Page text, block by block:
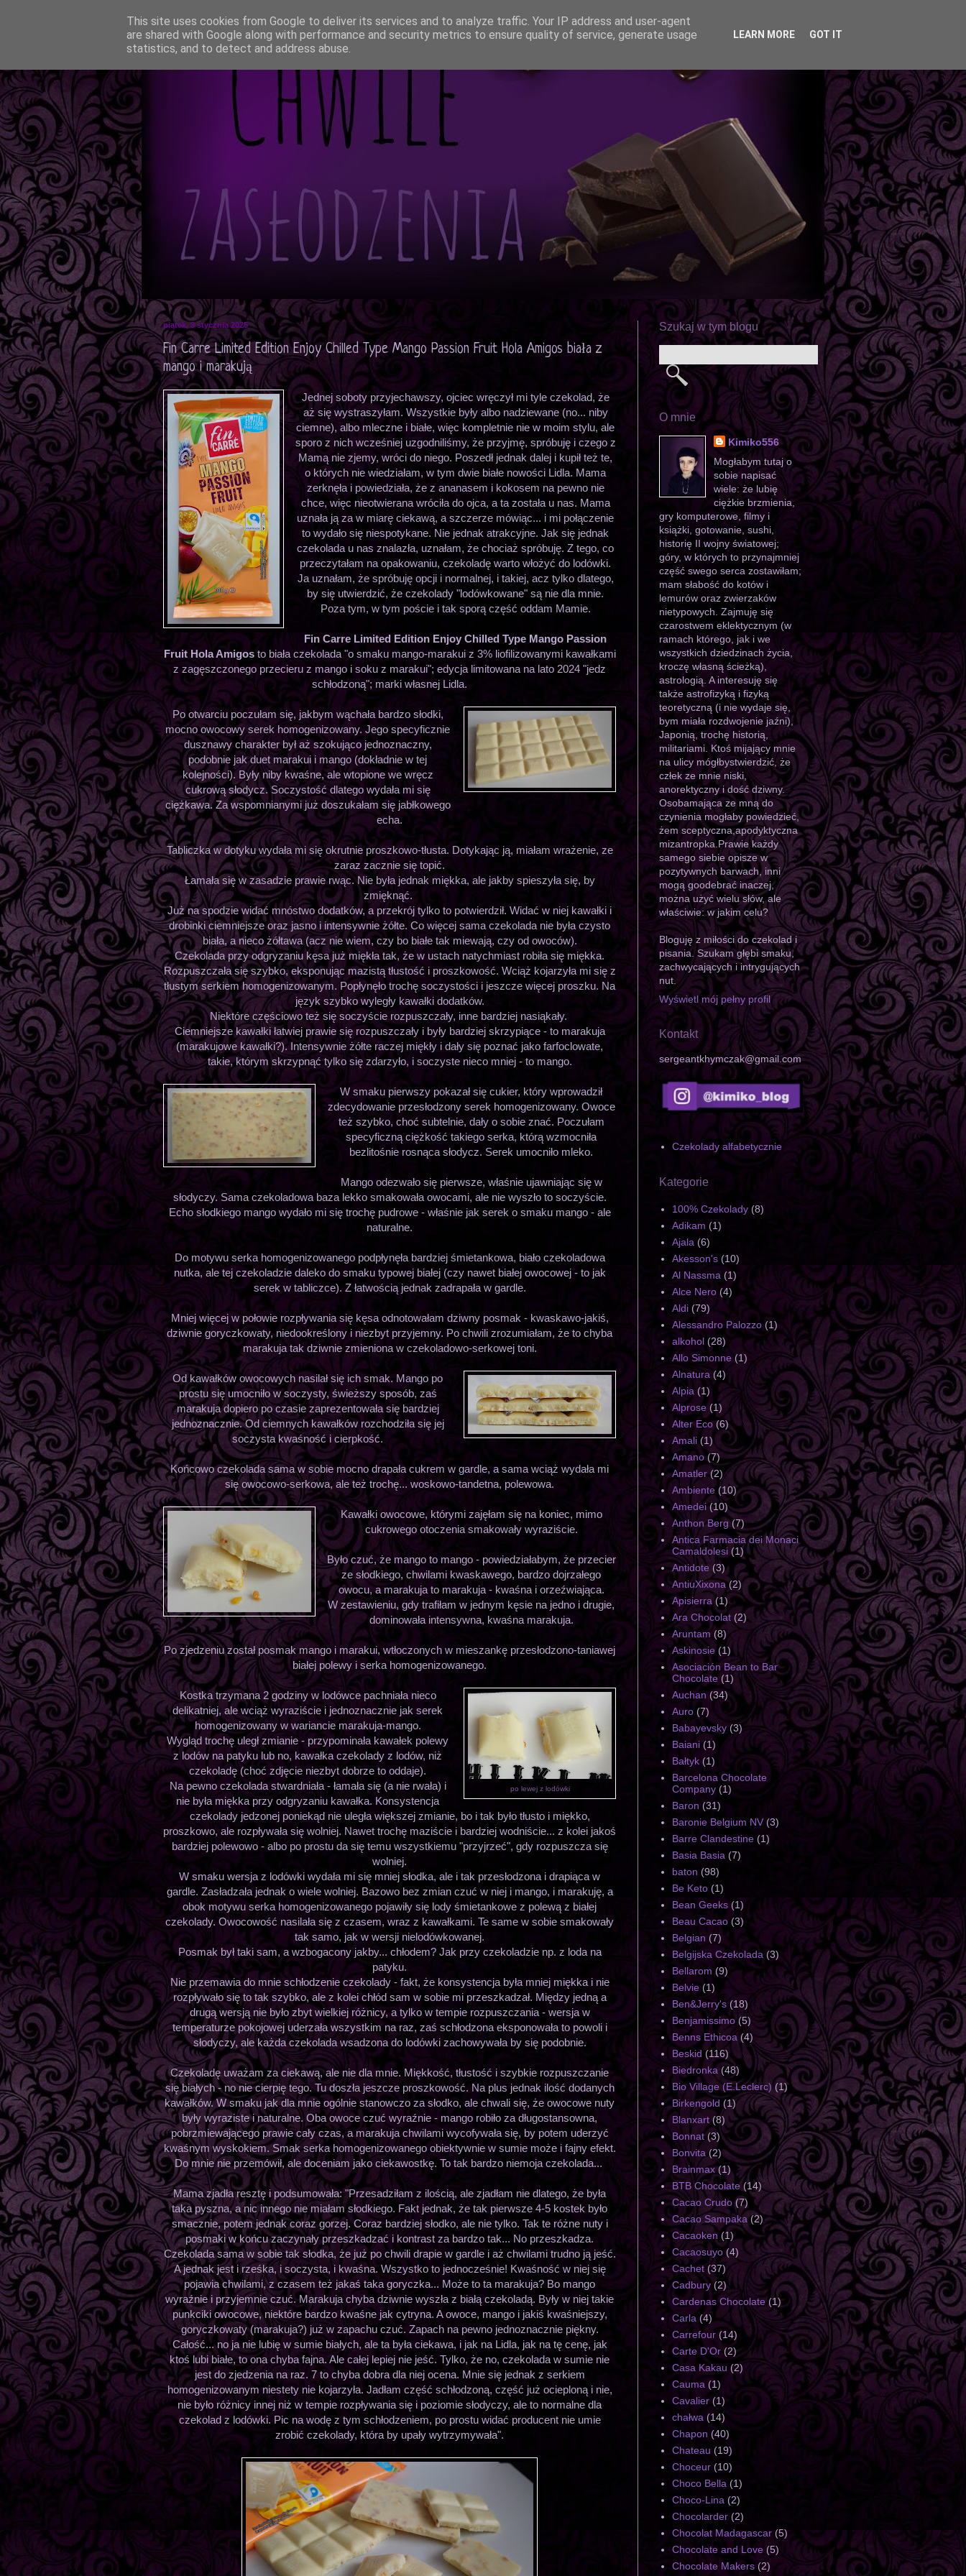
piątek, 3 stycznia 2025
Fin Carre Limited Edition Enjoy Chilled Type Mango Passion Fruit Hola Amigos biała z
mango i marakują
Jednej soboty przyjechawszy, ojciec wręczył mi tyle czekolad, że
aż się wystraszyłam. Wszystkie były albo nadziewane (no... niby
ciemne), albo mleczne i białe, więc kompletnie nie w moim stylu, ale
sporo z nich wcześniej uzgodniliśmy, że przyjmę, spróbuję i czego z
Mamą nie zjemy, wróci do niego. Poszedł jednak dalej i kupił też te,
o których nie wiedziałam, w tym dwie białe nowości Lidla. Mama
zerknęła i powiedziała, że z ananasem i kokosem na pewno nie
chce, więc nieotwierana wróciła do ojca, a ta została u nas. Mama
uznała ją za w miarę ciekawą, a szczerze mówiąc... i mi połączenie
to wydało się niespotykane. Nie jednak atrakcyjne. Jak się jednak
czekolada u nas znalazła, uznałam, że chociaż spróbuję. Z tego, co
przeczytałam na opakowaniu, czekoladę warto włożyć do lodówki.
Ja uznałam, że spróbuję opcji i normalnej, i takiej, acz tylko dlatego,
by się utwierdzić, że czekolady "lodówkowane" są nie dla mnie.
Poza tym, w tym poście i tak sporą część oddam Mamie.
Fin Carre Limited Edition Enjoy Chilled Type Mango Passion
Fruit Hola Amigosto biała czekolada "o smaku mango-marakui z 3% liofilizowanymi kawałkami
z zagęszczonego przecieru z mango i soku z marakui"; edycja limitowana na lato 2024 "jedz
schłodzoną"; marki własnej Lidla.
Po otwarciu poczułam się, jakbym wąchała bardzo słodki,
mocno owocowy serek homogenizowany. Jego specyficznie
dusznawy charakter był aż szokująco jednoznaczny,
podobnie jak duet marakui i mango (dokładnie w tej
kolejności). Były niby kwaśne, ale wtopione we wręcz
cukrową słodycz. Soczystość dlatego wydała mi się
ciężkawa. Za wspomnianymi już doszukałam się jabłkowego
echa.
Tabliczka w dotyku wydała mi się okrutnie proszkowo-tłusta. Dotykając ją, miałam wrażenie, ze
zaraz zacznie się topić.
Łamała się w zasadzie prawie rwąc. Nie była jednak miękka, ale jakby spieszyła się, by
zmięknąć.
Już na spodzie widać mnóstwo dodatków, a przekrój tylko to potwierdził. Widać w niej kawałki i
drobinki ciemniejsze oraz jasno i intensywnie żółte. Co więcej sama czekolada nie była czysto
biała, a nieco żółtawa (acz nie wiem, czy bo białe tak miewają, czy od owoców).
Czekolada przy odgryzaniu kęsa już miękła tak, że w ustach natychmiast robiła się miękka.
Rozpuszczała się szybko, eksponując mazistą tłustość i proszkowość. Wciąż kojarzyła mi się z
tłustym serkiem homogenizowanym. Popłynęło trochę soczystości i jeszcze więcej proszku. Na
język szybko wyległy kawałki dodatków.
Niektóre częściowo też się soczyście rozpuszczały, inne bardziej nasiąkały.
Ciemniejsze kawałki łatwiej prawie się rozpuszczały i były bardziej skrzypiące - to marakuja
(marakujowe kawałki?). Intensywnie żółte raczej miękły i dały się poznać jako farfoclowate,
takie, którym skrzypnąć tylko się zdarzyło, i soczyste nieco mniej - to mango.
W smaku pierwszy pokazał się cukier, który wprowadził
zdecydowanie przesłodzony serek homogenizowany. Owoce
też szybko, choć subtelnie, dały o sobie znać. Poczułam
specyficzną ciężkość takiego serka, którą wzmocniła
bezlitośnie rosnąca słodycz. Serek umocniło mleko.
Mango odezwało się pierwsze, właśnie ujawniając się w
słodyczy. Sama czekoladowa baza lekko smakowała owocami, ale nie wyszło to soczyście.
Echo słodkiego mango wydało mi się trochę pudrowe - właśnie jak serek o smaku mango - ale
naturalne.
Do motywu serka homogenizowanego podpłynęła bardziej śmietankowa, biało czekoladowa
nutka, ale tej czekoladzie daleko do smaku typowej białej (czy nawet białej owocowej - to jak
serek w tabliczce). Z łatwością jednak zadrapała w gardle.
Mniej więcej w połowie rozpływania się kęsa odnotowałam dziwny posmak - kwaskawo-jakiś,
dziwnie goryczkowaty, niedookreślony i niezbyt przyjemny. Po chwili zrozumiałam, że to chyba
marakuja tak dziwnie zmieniona w czekoladowo-serkowej toni.
Od kawałków owocowych nasilał się ich smak. Mango po
prostu się umocniło w soczysty, świeższy sposób, zaś
marakuja dopiero po czasie zaprezentowała się bardziej
jednoznacznie. Od ciemnych kawałków rozchodziła się jej
soczysta kwaśność i cierpkość.
Końcowo czekolada sama w sobie mocno drapała cukrem w gardle, a sama wciąż wydała mi
się owocowo-serkowa, ale też trochę... woskowo-tandetna, polewowa.
Kawałki owocowe, którymi zajęłam się na koniec, mimo
cukrowego otoczenia smakowały wyraziście.
Było czuć, że mango to mango - powiedziałabym, że przecier
ze słodkiego, chwilami kwaskawego, bardzo dojrzałego
owocu, a marakuja to marakuja - kwaśna i orzeźwiająca.
W zestawieniu, gdy trafiłam w jednym kęsie na jedno i drugie,
dominowała intensywna, kwaśna marakuja.
Po zjedzeniu został posmak mango i marakui, wtłoczonych w mieszankę przesłodzono-taniawej
białej polewy i serka homogenizowanego.
po lewej z lodówki
Kostka trzymana 2 godziny w lodówce pachniała nieco
delikatniej, ale wciąż wyraziście i jednoznacznie jak serek
homogenizowany w wariancie marakuja-mango.
Wygląd trochę uległ zmianie - przypominała kawałek polewy
z lodów na patyku lub no, kawałka czekolady z lodów, niż
czekoladę (choć zdjęcie niezbyt dobrze to oddaje).
Na pewno czekolada stwardniała - łamała się (a nie rwała) i
nie była miękka przy odgryzaniu kawałka. Konsystencja
czekolady jedzonej poniekąd nie uległa większej zmianie, bo i tak było tłusto i miękko,
proszkowo, ale rozpływała się wolniej. Nawet trochę maziście i bardziej wodniście... z kolei jakoś
bardziej polewowo - albo po prostu da się temu wszystkiemu "przyjrzeć", gdy rozpuszcza się
wolniej.
W smaku wersja z lodówki wydała mi się mniej słodka, ale i tak przesłodzona i drapiąca w
gardle. Zasładzała jednak o wiele wolniej. Bazowo bez zmian czuć w niej i mango, i marakuję, a
obok motywu serka homogenizowanego pojawiły się lody śmietankowe z polewą z białej
czekolady. Owocowość nasilała się z czasem, wraz z kawałkami. Te same w sobie smakowały
tak samo, jak w wersji nielodówkowanej.
Posmak był taki sam, a wzbogacony jakby... chłodem? Jak przy czekoladzie np. z loda na
patyku.
Nie przemawia do mnie schłodzenie czekolady - fakt, że konsystencja była mniej miękka i nie
rozpływało się to tak szybko, ale z kolei chłód sam w sobie mi przeszkadzał. Między jedną a
drugą wersją nie było zbyt wielkiej różnicy, a tylko w tempie rozpuszczania - wersja w
temperaturze pokojowej uderzała wszystkim na raz, zaś schłodzona eksponowała to powoli i
słodyczy, ale każda czekolada wsadzona do lodówki zachowywała by się podobnie.
Czekoladę uważam za ciekawą, ale nie dla mnie. Miękkość, tłustość i szybkie rozpuszczanie
się białych - no nie cierpię tego. Tu doszła jeszcze proszkowość. Na plus jednak ilość dodanych
kawałków. W smaku jak dla mnie ogólnie stanowczo za słodko, ale chwali się, że owocowe nuty
były wyraziste i naturalne. Oba owoce czuć wyraźnie - mango robiło za długostansowna,
pobrzmiewającego prawie cały czas, a marakuja chwilami wycofywała się, by potem uderzyć
kwaśnym wyskokiem. Smak serka homogenizowanego obiektywnie w sumie może i fajny efekt.
Do mnie nie przemówił, ale doceniam jako ciekawostkę. To tak bardzo niemoja czekolada...
Mama zjadła resztę i podsumowała: "Przesadziłam z ilością, ale zjadłam nie dlatego, że była
taka pyszna, a nic innego nie miałam słodkiego. Fakt jednak, że tak pierwsze 4-5 kostek było
smacznie, potem jednak coraz gorzej. Coraz bardziej słodko, ale nie tylko. Tak te różne nuty i
posmaki w końcu zaczynały przeszkadzać i kontrast za bardzo tak... No przeszkadza.
Czekolada sama w sobie tak słodka, że już po chwili drapie w gardle i aż chwilami trudno ją jeść.
A jednak jest i rześka, i soczysta, i kwaśna. Wszystko to jednocześnie! Kwaśność w niej się
pojawia chwilami, z czasem też jakaś taka goryczka... Może to ta marakuja? Bo mango
wyraźnie i przyjemnie czuć. Marakuja chyba dziwnie wyszła z białą czekoladą. Były w niej takie
punkciki owocowe, niektóre bardzo kwaśne jak cytryna. A owoce, mango i jakiś kwaśniejszy,
goryczkowaty (marakuja?) już w zapachu czuć. Zapach na pewno jednoznacznie piękny.
Całość... no ja nie lubię w sumie białych, ale ta była ciekawa, i jak na Lidla, jak na tę cenę, jak
ktoś lubi białe, to ona chyba fajna. Ale całej lepiej nie jeść. Tylko, że no, czekolada w sumie nie
jest do zjedzenia na raz. 7 to chyba dobra dla niej ocena. Mnie się jednak z serkiem
homogenizowanym niestety nie kojarzyła. Jadłam część schłodzoną, część już ocieploną i nie,
nie było różnicy innej niż w tempie rozpływania się i poziomie słodyczy, ale to normalne dla
czekolad z lodówki. Pic na wodę z tym schłodzeniem, po prostu widać producent nie umie
zrobić czekolady, która by upały wytrzymywała".
Szukaj w tym blogu
O mnie
Kimiko556
Mogłabym tutaj o
sobie napisać
wiele: że lubię
ciężkie brzmienia,
gry komputerowe, filmy i
książki, gotowanie, sushi,
historię II wojny światowej;
góry, w których to przynajmniej
część swego serca zostawiłam;
mam słabość do kotów i
lemurów oraz zwierzaków
nietypowych. Zajmuję się
czarostwem eklektycznym (w
ramach którego, jak i we
wszystkich dziedzinach życia,
kroczę własną ścieżką),
astrologią. A interesuję się
także astrofizyką i fizyką
teoretyczną (i nie wydaje się,
bym miała rozdwojenie jaźni),
Japonią, trochę historią,
militariami. Ktoś mijający mnie
na ulicy mógłbystwierdzić, że
człek ze mnie niski,
anorektyczny i dość dziwny.
Osobamająca ze mną do
czynienia mogłaby powiedzieć,
żem sceptyczna,apodyktyczna
mizantropka.Prawie każdy
samego siebie opisze w
pozytywnych barwach, inni
mogą goodebrać inaczej,
można użyć wielu słów, ale
właściwie: w jakim celu?
Bloguję z miłości do czekolad i
pisania. Szukam głębi smaku,
zachwycających i intrygujących
nut.
Wyświetl mój pełny profil
Kontakt
sergeantkhymczak@gmail.com
Czekolady alfabetycznie
Kategorie
100% Czekolady (8)
Adikam (1)
Ajala (6)
Akesson's (10)
Al Nassma (1)
Alce Nero (4)
Aldi (79)
Alessandro Palozzo (1)
alkohol (28)
Allo Simonne (1)
Alnatura (4)
Alpia (1)
Alprose (1)
Alter Eco (6)
Amali (1)
Amano (7)
Amatler (2)
Ambiente (10)
Amedei (10)
Anthon Berg (7)
Antica Farmacia dei Monaci
Camaldolesi (1)
Antidote (3)
AntiuXixona (2)
Apisierra (1)
Ara Chocolat (2)
Aruntam (8)
Askinosie (1)
Asociación Bean to Bar
Chocolate (1)
Auchan (34)
Auro (7)
Babayevsky (3)
Baiani (1)
Bałtyk (1)
Barcelona Chocolate
Company (1)
Baron (31)
Baronie Belgium NV (3)
Barre Clandestine (1)
Basia Basia (7)
baton (98)
Be Keto (1)
Bean Geeks (1)
Beau Cacao (3)
Belgian (7)
Belgijska Czekolada (3)
Bellarom (9)
Belvie (1)
Ben&Jerry's (18)
Benjamissimo (5)
Benns Ethicoa (4)
Beskid (116)
Biedronka (48)
Bio Village (E.Leclerc) (1)
Birkengold (1)
Blanxart (8)
Bonnat (3)
Bonvita (2)
Brainmax (1)
BTB Chocolate (14)
Cacao Crudo (7)
Cacao Sampaka (2)
Cacaoken (1)
Cacaosuyo (4)
Cachet (37)
Cadbury (2)
Cardenas Chocolate (1)
Carla (4)
Carrefour (14)
Carte D'Or (2)
Casa Kakau (2)
Cauma (1)
Cavalier (1)
chałwa (14)
Chapon (40)
Chateau (19)
Choceur (10)
Choco Bella (1)
Choco-Lina (2)
Chocolarder (2)
Chocolat Madagascar (5)
Chocolate and Love (5)
Chocolate Makers (2)
This site uses cookies from Google to deliver its services and to analyze traffic. Your IP address and user-agent
are shared with Google along with performance and security metrics to ensure quality of service, generate usage
statistics, and to detect and address abuse.
LEARN MORE GOT IT